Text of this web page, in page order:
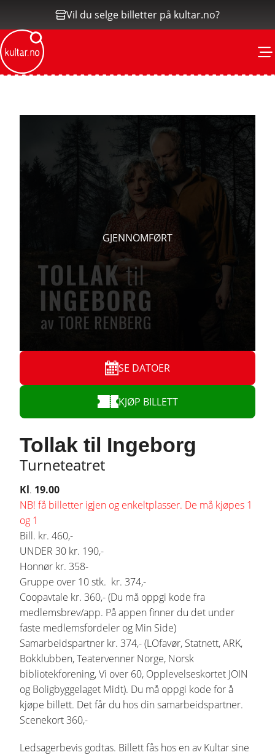
Vil du selge billetter på kultar.no?
Tollak til Ingeborg
Turneteatret
Kl. 19.00
NB! få billetter igjen og enkeltplasser. De må kjøpes 1
og 1
Bill. kr. 460,-
UNDER 30 kr. 190,-
Honnør kr. 358-
Gruppe over 10 stk. kr. 374,-
Coopavtale kr. 360,- (Du må oppgi kode fra
medlemsbrev/app. På appen finner du det under
faste medlemsfordeler og Min Side)
Samarbeidspartner kr. 374,- (LOfavør, Statnett, ARK,
Bokklubben, Teatervenner Norge, Norsk
bibliotekforening, Vi over 60, Opplevelseskortet JOIN
og Boligbyggelaget Midt). Du må oppgi kode for å
kjøpe billett. Det får du hos din samarbeidspartner.
Scenekort 360,-
Ledsagerbevis godtas. Billett fås hos en av Kultar sine
SE DATOER
KJØP BILLETT